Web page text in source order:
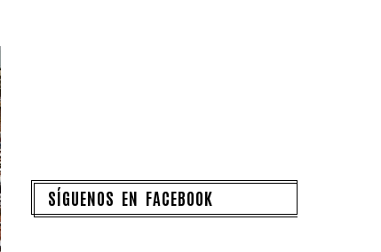
SÍGUENOS EN FACEBOOK